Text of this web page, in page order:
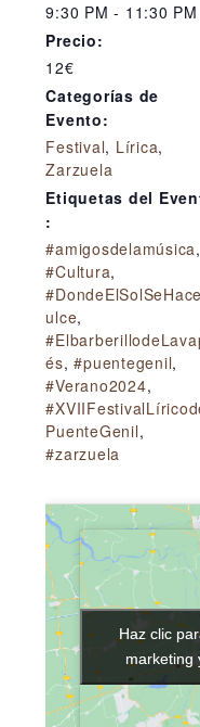
9:30 PM - 11:30 PM
Precio:
12€
Categorías de
Evento:
Festival, Lírica,
Zarzuela
Etiquetas del
:
#amigosdelamúsica,
#Cultura,
ulce,
és,#puentegenil,
#Verano2024,
PuenteGenil,
#zarzuela
Haz clic
marketing
Haz clic
marketing